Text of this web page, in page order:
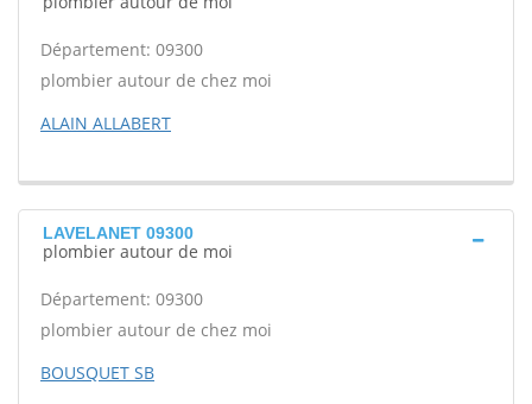
Département: 09300
plombier autour de chez moi
ALAIN ALLABERT
LAVELANET 09300
plombier autour de moi
Département: 09300
plombier autour de chez moi
BOUSQUET SB